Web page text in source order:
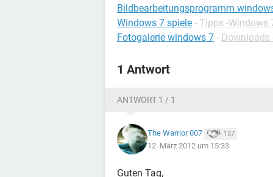
Bildbearbeitungsprogramm
Windows 7 spiele - Tipps -Windows
Fotogalerie windows 7 - Downloads
1 Antwort
ANTWORT 1 / 1
The Warrior 007 157
12. März 2012 um 15:33
Guten Tag,